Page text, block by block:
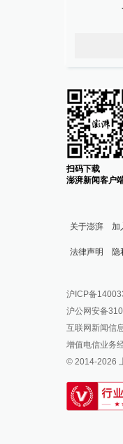
扫码下载
澎湃新闻客户
关于澎湃 加
法律声明 隐
报料邮箱:
沪ICP备
沪公网安备
互联网新闻信
增值电信业务
© 2014-2026